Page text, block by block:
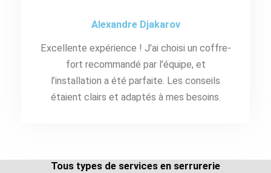
Alexandre Djakarov
Excellente expérience ! J’ai choisi un coffre-
fort recommandé par l’équipe, et
l’installation a été parfaite. Les conseils
étaient clairs et adaptés à mes besoins.
Tous types de services en serrurerie